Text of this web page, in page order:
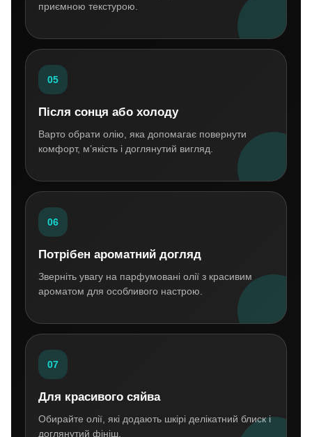
приємною текстурою.
05
Після сонця або холоду
Варто обрати олію, яка допомагає повернути
комфорт, м’якість і доглянутий вигляд.
06
Потрібен ароматний догляд
Зверніть увагу на парфумовані олії з красивим
ароматом для особливого настрою.
07
Для красивого сяйва
Обирайте олії, які додають шкірі делікатний блиск і
доглянутий фініш.